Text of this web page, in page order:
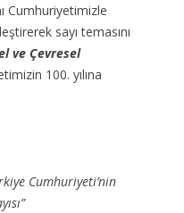
Cumhuriyetimizle
sayı temasını
ve Çevresel
100. yılına
Cumhuriyeti’nin